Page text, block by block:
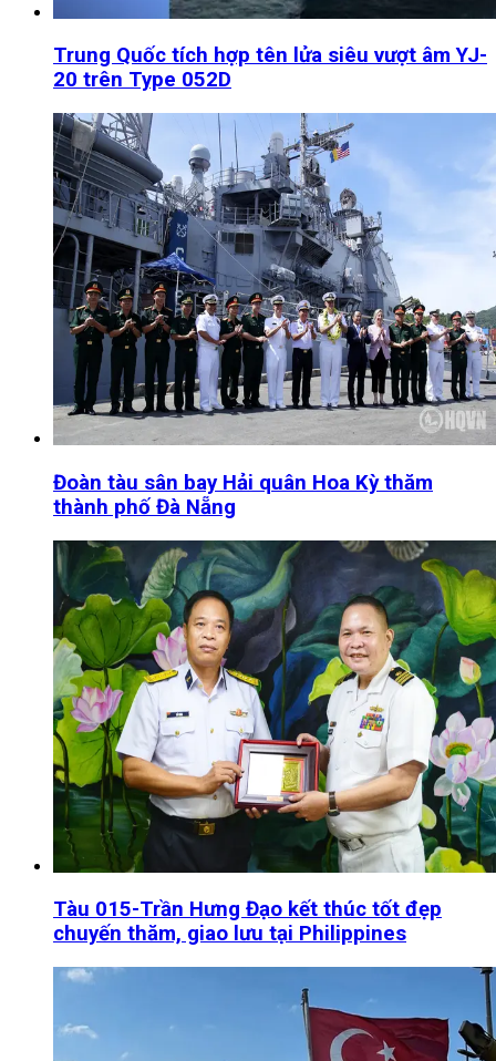
Trung Quốc tích hợp tên lửa siêu vượt âm YJ-
20 trên Type 052D
Đoàn tàu sân bay Hải quân Hoa Kỳ thăm
thành phố Đà Nẵng
Tàu 015-Trần Hưng Đạo kết thúc tốt đẹp
chuyến thăm, giao lưu tại Philippines